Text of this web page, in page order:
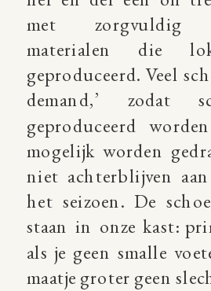
met zorgvuldig
materialen die
geproduceerd. Veel
demand,’ zodat
geproduceerd
mogelijk worden
niet achterblijven
het seizoen. De
staan in onze kast:
als je geen smalle
maatje groter geen